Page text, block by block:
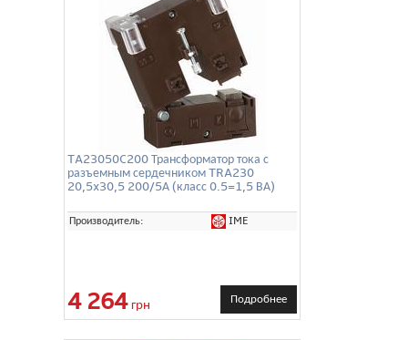
TA23050C200 Трансформатор тока с
разъемным сердечником TRA230
20,5x30,5 200/5А (класс 0.5=1,5 ВА)
Производитель: IME
4 264грн Подробнее